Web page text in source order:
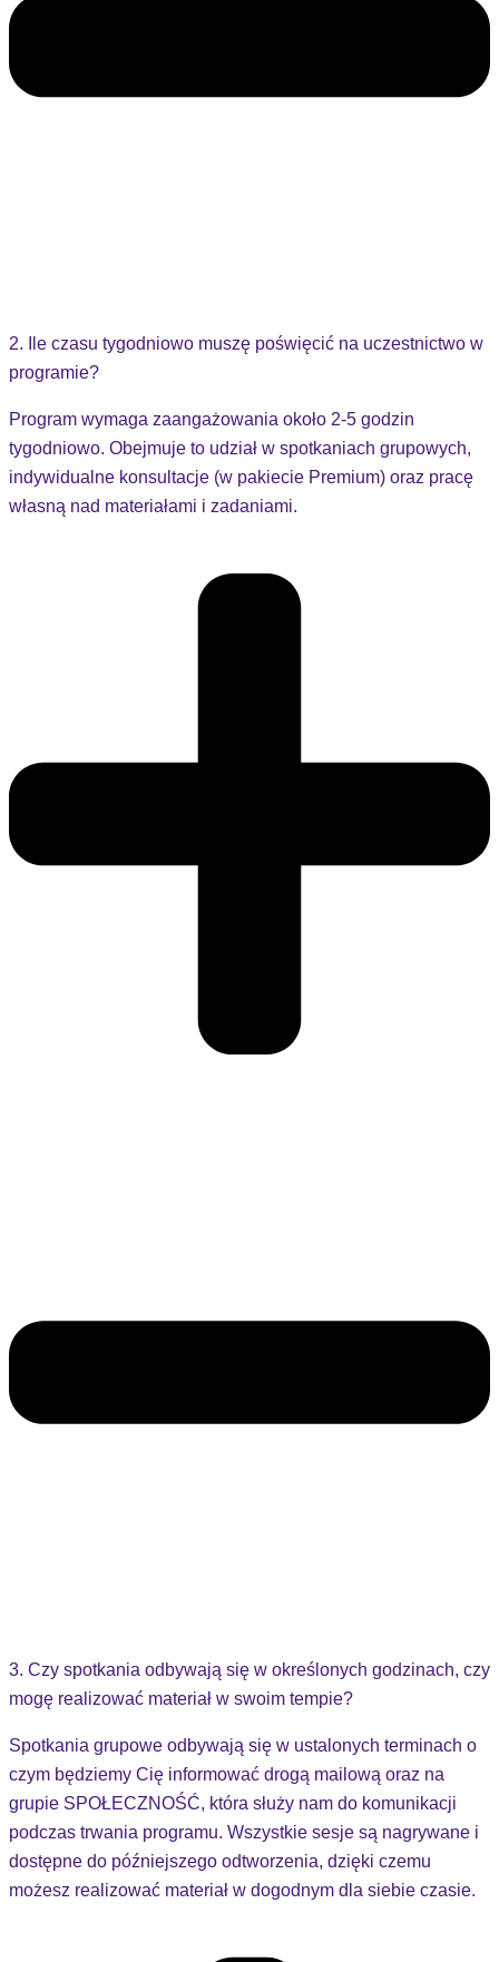
2. Ile czasu tygodniowo muszę poświęcić na uczestnictwo w
programie?
Program wymaga zaangażowania około 2-5 godzin
tygodniowo. Obejmuje to udział w spotkaniach grupowych,
indywidualne konsultacje (w pakiecie Premium) oraz pracę
własną nad materiałami i zadaniami.
3. Czy spotkania odbywają się w określonych godzinach, czy
mogę realizować materiał w swoim tempie?
Spotkania grupowe odbywają się w ustalonych terminach o
czym będziemy Cię informować drogą mailową oraz na
grupie SPOŁECZNOŚĆ, która służy nam do komunikacji
podczas trwania programu. Wszystkie sesje są nagrywane i
dostępne do późniejszego odtworzenia, dzięki czemu
możesz realizować materiał w dogodnym dla siebie czasie.